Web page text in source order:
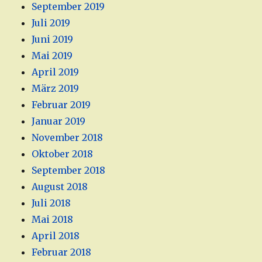
September 2019
Juli 2019
Juni 2019
Mai 2019
April 2019
März 2019
Februar 2019
Januar 2019
November 2018
Oktober 2018
September 2018
August 2018
Juli 2018
Mai 2018
April 2018
Februar 2018